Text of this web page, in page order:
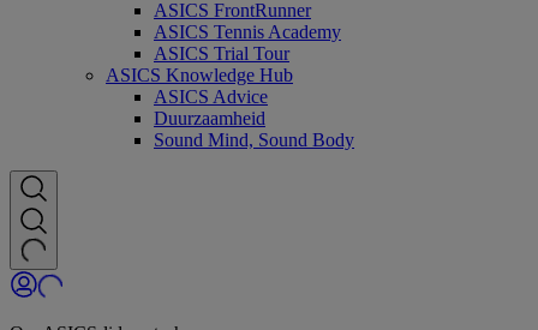
ASICS FrontRunner
ASICS Tennis Academy
ASICS Trial Tour
ASICS Knowledge Hub
ASICS Advice
Duurzaamheid
Sound Mind, Sound Body